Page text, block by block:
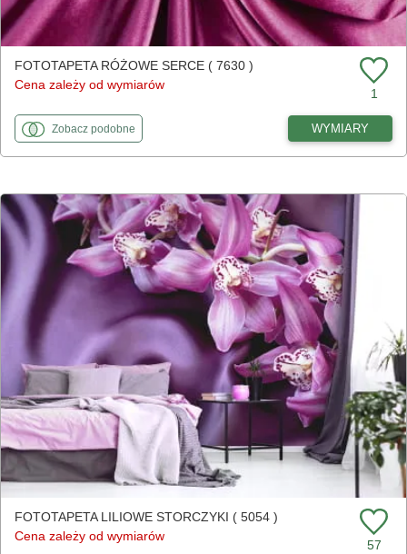
FOTOTAPETA RÓŻOWE SERCE ( 7630 )
Cena zależy od wymiarów
1
Zobaczfototapety
podobnedo Różowe serce WYMIARY
FOTOTAPETA LILIOWE STORCZYKI ( 5054 )
Cena zależy od wymiarów
57